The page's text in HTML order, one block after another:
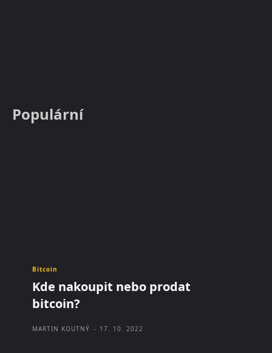
Populární
Bitcoin
Kde nakoupit nebo prodat
bitcoin?
MARTIN KOUTNÝ - 17. 10. 2022